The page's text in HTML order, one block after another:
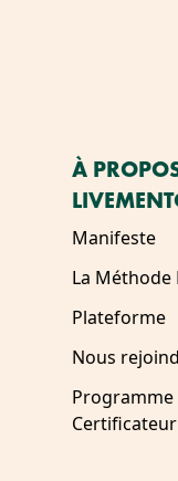
À
Manifeste
La
Plateforme
Nous
Certificateur